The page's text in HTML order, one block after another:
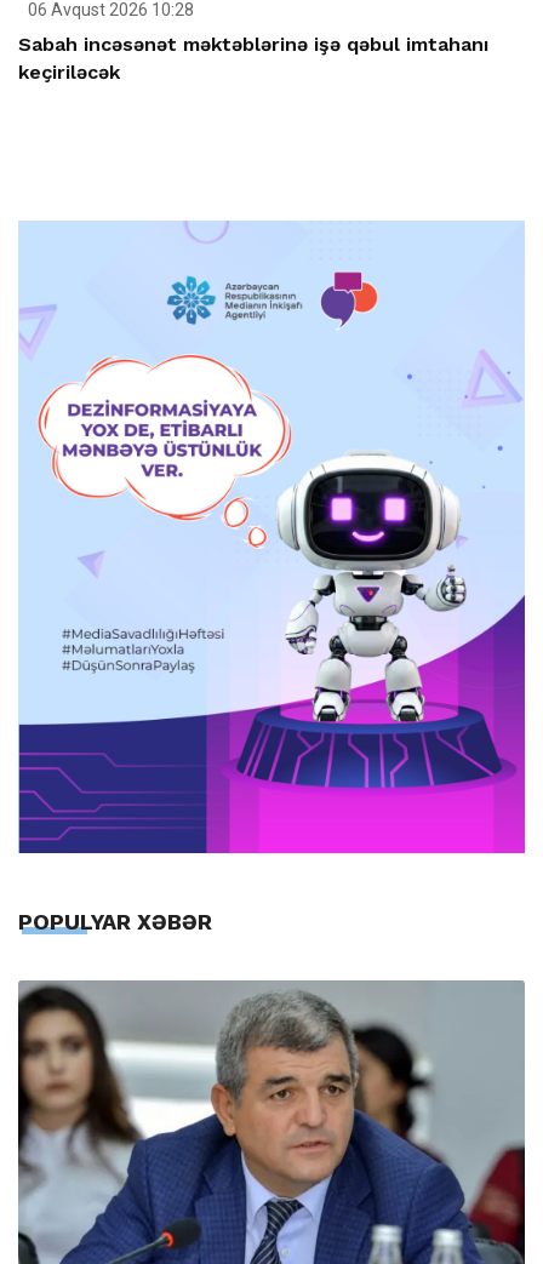
06 Avqust 2026 10:28
Sabah incəsənət məktəblərinə işə qəbul imtahanı
keçiriləcək
POPULYAR XƏBƏR